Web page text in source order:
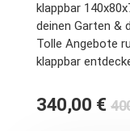
klappbar
deinen Garten &
Tolle Angebote
klappbar
340,00 €